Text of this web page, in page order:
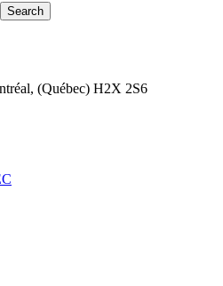
Search
(Québec) H2X 2S6